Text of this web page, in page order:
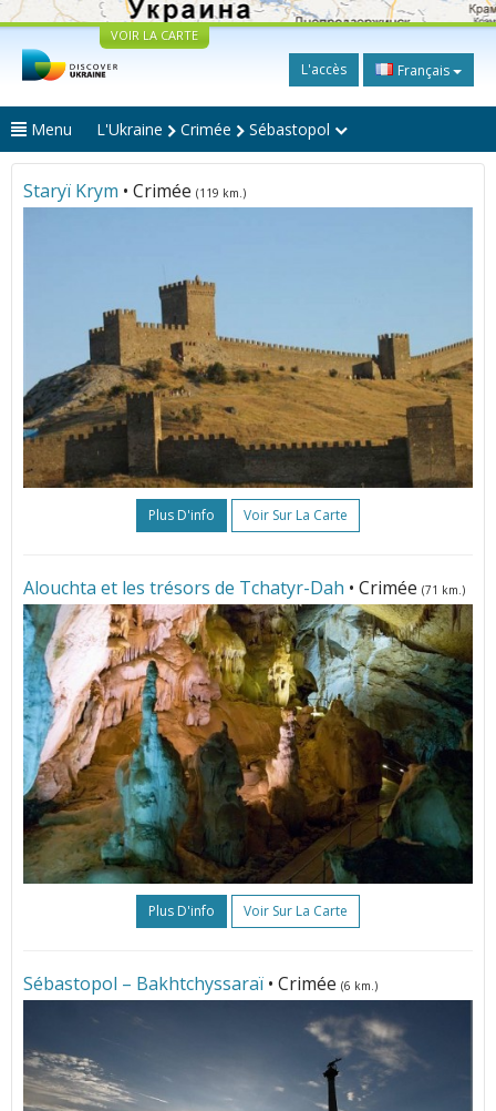
VOIR LA CARTE
L'accès Français
Menu L'Ukraine Crimée Sébastopol
Staryï Krym • Crimée (119 km.)
Plus D'info Voir Sur La Carte
Alouchta et les trésors de Tchatyr-Dah • Crimée (71 km.)
Plus D'info Voir Sur La Carte
Sébastopol – Bakhtchyssaraï • Crimée (6 km.)